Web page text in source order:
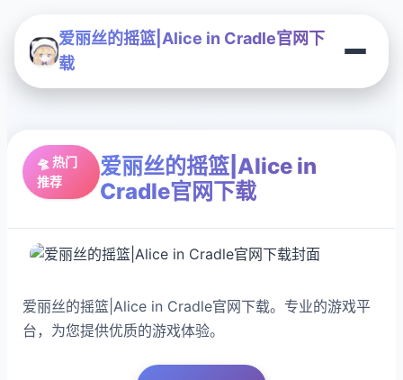
爱丽丝的摇篮|Alice in Cradle官网下
载
🛸 热门
推荐
爱丽丝的摇篮|Alice in
Cradle官网下载
爱丽丝的摇篮|Alice in Cradle官网下载。专业的游戏平
台，为您提供优质的游戏体验。